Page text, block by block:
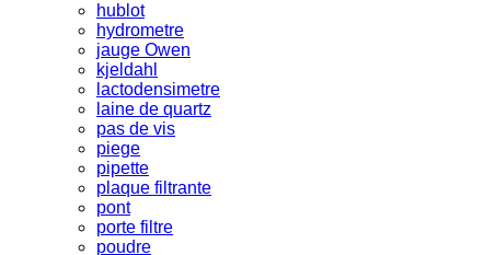
hublot
hydrometre
jauge Owen
kjeldahl
lactodensimetre
laine de quartz
pas de vis
piege
pipette
plaque filtrante
pont
porte filtre
poudre